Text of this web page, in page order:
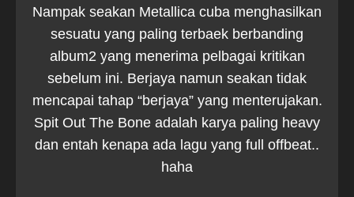
Nampak seakan Metallica cuba menghasilkan
sesuatu yang paling terbaek berbanding
album2 yang menerima pelbagai kritikan
sebelum ini. Berjaya namun seakan tidak
mencapai tahap “berjaya” yang menterujakan.
Spit Out The Bone adalah karya paling heavy
dan entah kenapa ada lagu yang full offbeat..
haha